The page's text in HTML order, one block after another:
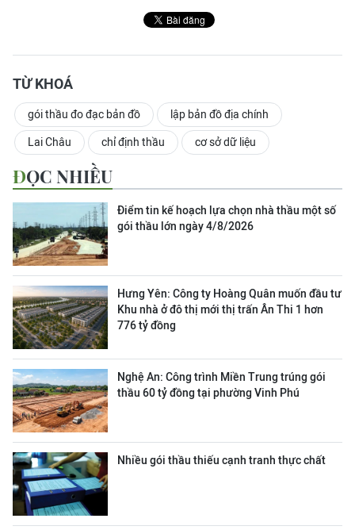
TỪ KHOÁ
gói thầu đo đạc bản đồ lập bản đồ địa chính
Lai Châu chỉ định thầu cơ sở dữ liệu
ĐỌC NHIỀU
Điểm tin kế hoạch lựa chọn nhà thầu một số
gói thầu lớn ngày 4/8/2026
Hưng Yên: Công ty Hoàng Quân muốn đầu tư
Khu nhà ở đô thị mới thị trấn Ân Thi 1 hơn
776 tỷ đồng
Nghệ An: Công trình Miền Trung trúng gói
thầu 60 tỷ đồng tại phường Vinh Phú
Nhiều gói thầu thiếu cạnh tranh thực chất